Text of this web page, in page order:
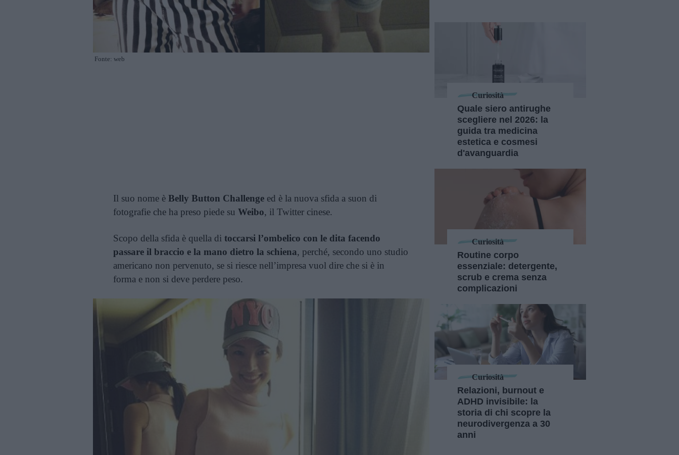
Fonte: web
Il suo nome è Belly Button Challenge ed è la nuova sfida a suon di
fotografie che ha preso piede su Weibo, il Twitter cinese.
Scopo della sfida è quella di toccarsi l’ombelico con le dita facendo
passare il braccio e la mano dietro la schiena, perché, secondo uno studio
americano non pervenuto, se si riesce nell’impresa vuol dire che si è in
forma e non si deve perdere peso.
Curiosità
Quale siero antirughe
scegliere nel 2026: la
guida tra medicina
estetica e cosmesi
d'avanguardia
Curiosità
Routine corpo
essenziale: detergente,
scrub e crema senza
complicazioni
Curiosità
Relazioni, burnout e
ADHD invisibile: la
storia di chi scopre la
neurodivergenza a 30
anni